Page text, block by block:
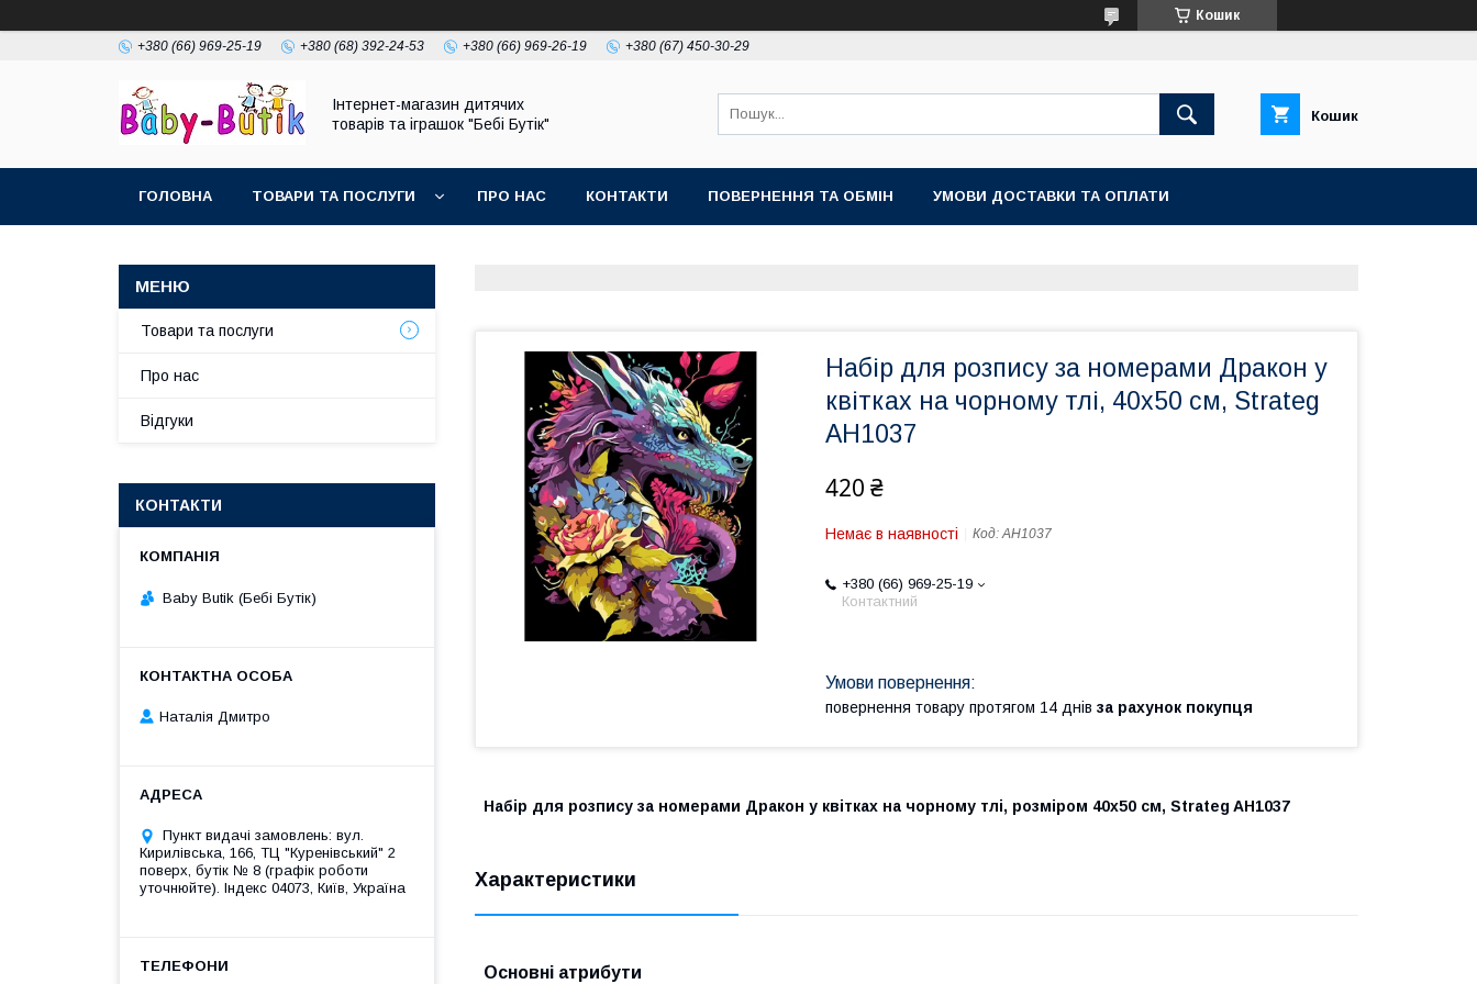
Кошик
+380 (66) 969-25-19 +380 (68) 392-24-53 +380 (66) 969-26-19 +380 (67) 450-30-29
Інтернет-магазин дитячих
товарів та іграшок "Бебі Бутік"
Кошик
ГОЛОВНА ТОВАРИ ТА ПОСЛУГИ ПРО НАС КОНТАКТИ ПОВЕРНЕННЯ ТА ОБМІН УМОВИ ДОСТАВКИ ТА ОПЛАТИ
Набір для розпису за номерами Дракон у
квітках на чорному тлі, 40х50 см, Strateg
AH1037
420 ₴
Немає в наявності Код:AH1037
+380 (66) 969-25-19
Контактний
повернення товару протягом 14 днів за рахунок покупця
Набір для розпису за номерами Дракон у квітках на чорному тлі, розміром 40х50 см, Strateg AH1037
Характеристики
Основні атрибути
Товари та послуги
Про нас
Відгуки
КОНТАКТИ
Baby Butik (Бебі Бутік)
Наталія Дмитро
Пункт видачі замовлень: вул.
Кирилівська, 166, ТЦ "Куренівський" 2
поверх, бутік № 8 (графік роботи
уточнюйте). Індекс 04073, Київ, Україна